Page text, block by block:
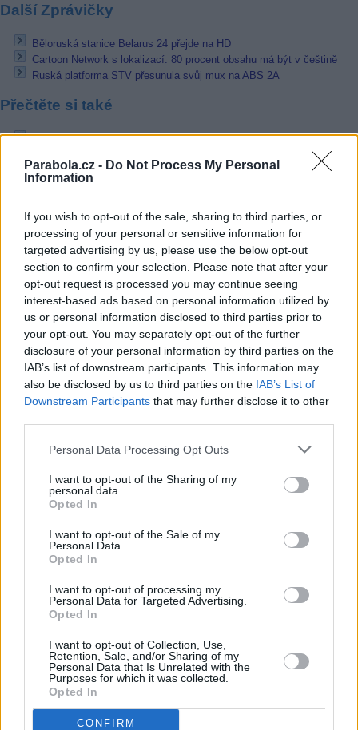
Parabola.cz - Do Not Process My Personal
Information
If you wish to opt-out of the sale, sharing to third parties, or
processing of your personal or sensitive information for
targeted advertising by us, please use the below opt-out
section to confirm your selection. Please note that after your
opt-out request is processed you may continue seeing
interest-based ads based on personal information utilized by
us or personal information disclosed to third parties prior to
your opt-out. You may separately opt-out of the further
disclosure of your personal information by third parties on the
IAB’s list of downstream participants. This information may
also be disclosed by us to third parties on the IAB’s List of
Downstream Participants that may further disclose it to other
Personal Data Processing Opt Outs
I want to opt-out of the Sharing of my
personal data.
Opted In
I want to opt-out of the Sale of my
Personal Data.
Opted In
I want to opt-out of processing my
Personal Data for Targeted Advertising.
Opted In
I want to opt-out of Collection, Use,
Retention, Sale, and/or Sharing of my
Personal Data that Is Unrelated with the
Purposes for which it was collected.
Opted In
CONFIRM
Další Zprávičky
Běloruská stanice Belarus 24 přejde na HD
Cartoon Network s lokalizací. 80 procent obsahu má být v češtině
Ruská platforma STV přesunula svůj mux na ABS 2A
Přečtěte si také
Skylink chystá aplikace pro Smart tv a další tv pro Skylink Live TV
Skylink: Prima +1 HD dočasně bez volitelného zvuku AC3
Pracovní nabídky
05.08.2026 -Zámečník / Mechanik (Praha - východ)
05.08.2026 -Měřící technik - elektro (Okres Prachatice)
05.08.2026 -Manažer/ka pro mezinárodní spolupráci (Suchdol, Praha)
05.08.2026 -Technik kontroly (Plzeň - sever)
05.08.2026 -Cyber Security Consultant (Nusle, Praha)
... další nabídky zaměstnání
Vybrané články
Prima sport - co nabídne v prvním
vysílacím týdnu
Kdy a kde bude Prima sport k
Parabola.cz- web o satelitní, terestrické a kabelové televizi, ©
O webu parabola.cz